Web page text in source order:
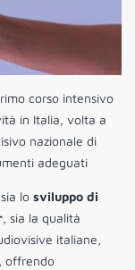
corso intensivo
in Italia, volta a
nazionale di
adeguati
lo sviluppo di
, sia la qualità
italiane,
offrendo